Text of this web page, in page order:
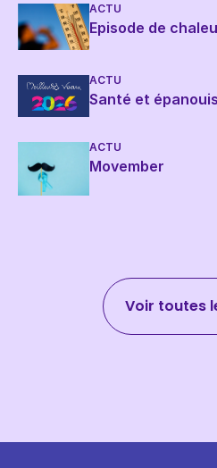
ACTU
Episode de
ACTU
Santé et
ACTU
Movember
Voir toutes